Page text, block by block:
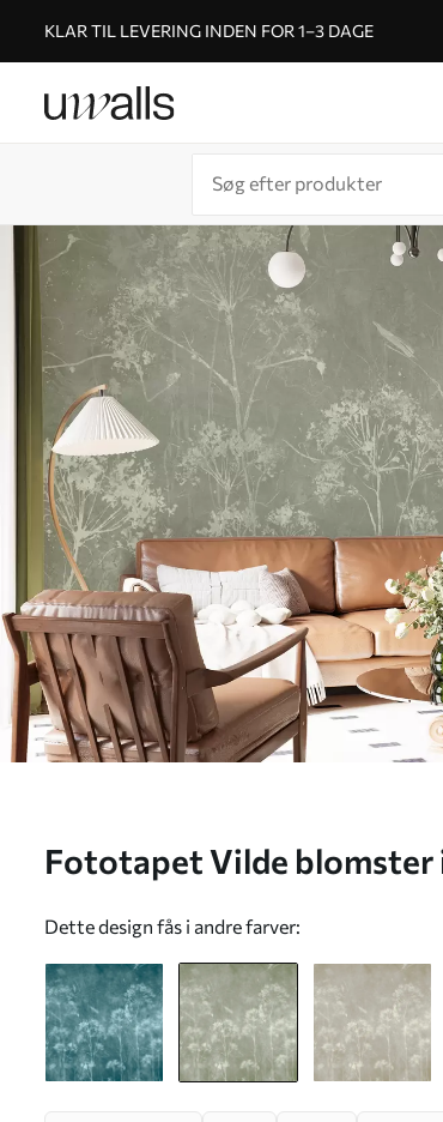
KLAR TIL LEVERING INDEN FOR 1–3 DAGE
Fototapet Vilde blomster
Dette design fås i andre farver: